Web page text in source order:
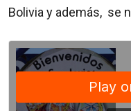
Bolivia y además, se